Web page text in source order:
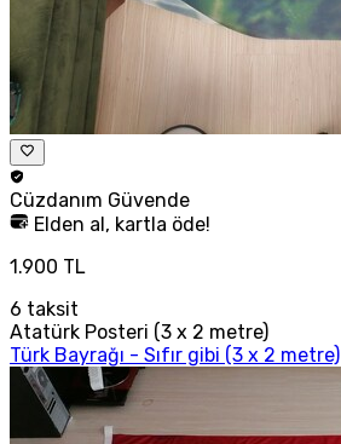
Cüzdanım Güvende
Elden al, kartla öde!
1.900 TL
6 taksit
Atatürk Posteri (3 x 2 metre)
Türk Bayrağı - Sıfır gibi (3 x 2 metre)